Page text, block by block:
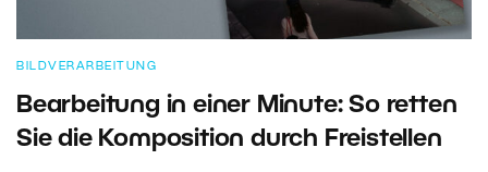
BILDVERARBEITUNG
Bearbeitung in einer Minute: So retten
Sie die Komposition durch Freistellen